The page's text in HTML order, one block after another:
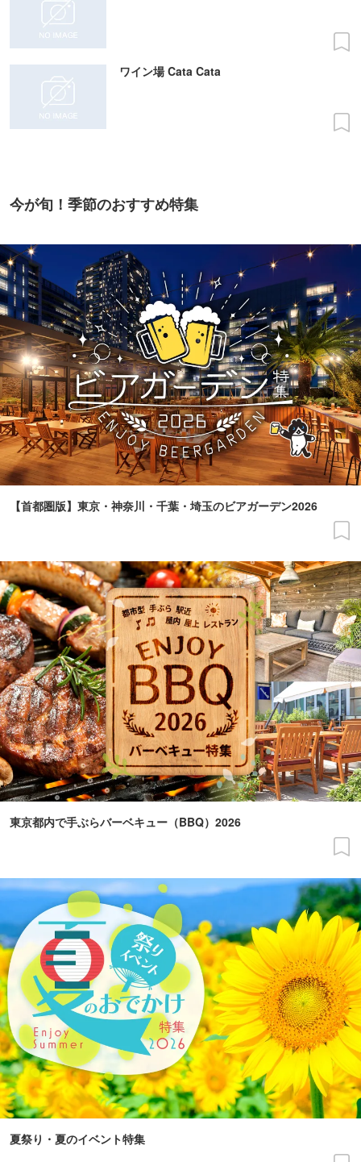
ワイン場 Cata Cata
今が旬！季節のおすすめ特集
【首都圏版】東京・神奈川・千葉・埼玉のビアガーデン2026
東京都内で手ぶらバーベキュー（BBQ）2026
夏祭り・夏のイベント特集